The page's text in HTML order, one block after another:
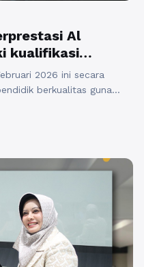
Al
kualifikasi
pengalaman
2026 ini secara
berkualitas guna
Kehadiran figur dosen
perkembangan keilmuan
dan ...